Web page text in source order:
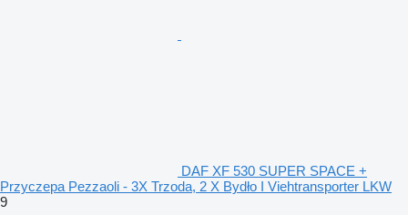
DAF XF 530 SUPER SPACE +
Przyczepa Pezzaoli - 3X Trzoda, 2 X Bydło I Viehtransporter LKW
9